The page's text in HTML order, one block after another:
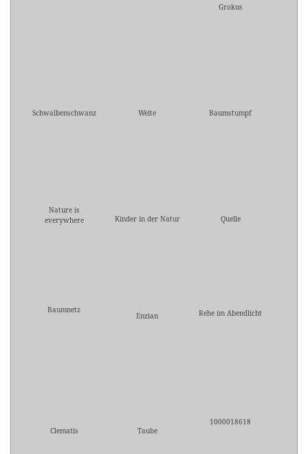
Grokus
Schwalbenschwanz Weite Baumstumpf
Nature is
everywhere
Kinder in der Natur Quelle
Baumnetz
Enzian Rehe im Abendlicht
Clematis Taube
1000018618